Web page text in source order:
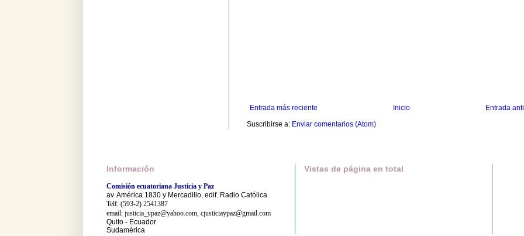
Entrada más reciente Entrada
Inicio
Suscribirse a: Enviar comentarios (Atom)
Información
Comisión ecuatoriana Justicia y Paz
av. América 1830 y Mercadillo, edif. Radio Católica
Telf: (593-2) 2541387
email: justicia_ypaz@yahoo.com, cjusticiaypaz@gmail.com
Quito - Ecuador
Sudamérica
Vistas de página en total